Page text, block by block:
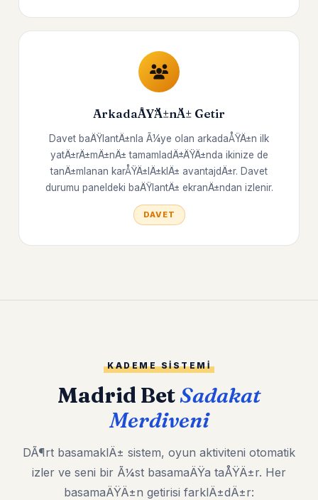
ArkadaÅŸÄ±nÄ± Getir
Davet baÄŸlantÄ±nla Ã¼ye olan arkadaÅŸÄ±n ilk
yatÄ±rÄ±mÄ±nÄ± tamamladÄ±ÄŸÄ±nda ikinize de
tanÄ±mlanan karÅŸÄ±lÄ±klÄ± avantajdÄ±r. Davet
durumu paneldeki baÄŸlantÄ± ekranÄ±ndan izlenir.
DAVET
KADEME SISTEMI
Madrid BetSadakat
Merdiveni
DÃ¶rt basamaklÄ± sistem, oyun aktiviteni otomatik
izler ve seni bir Ã¼st basamaÄŸa taÅŸÄ±r. Her
basamaÄŸÄ±n getirisi farklÄ±dÄ±r: